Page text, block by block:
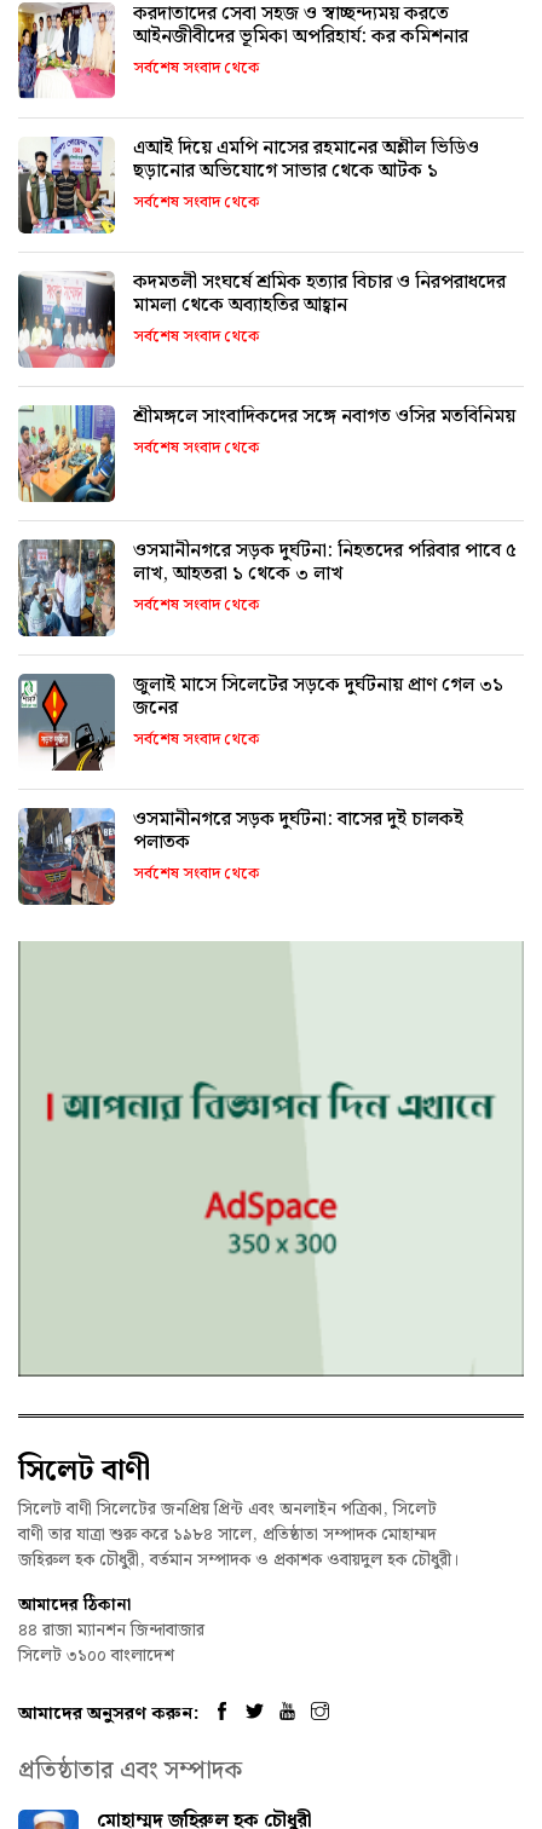
করদাতাদের সেবা সহজ ও স্বাচ্ছন্দ্যময় করতে
আইনজীবীদের ভূমিকা অপরিহার্য: কর কমিশনার
সর্বশেষ সংবাদ থেকে
এআই দিয়ে এমপি নাসের রহমানের অশ্লীল ভিডিও
ছড়ানোর অভিযোগে সাভার থেকে আটক ১
সর্বশেষ সংবাদ থেকে
কদমতলী সংঘর্ষে শ্রমিক হত্যার বিচার ও নিরপরাধদের
মামলা থেকে অব্যাহতির আহ্বান
সর্বশেষ সংবাদ থেকে
শ্রীমঙ্গলে সাংবাদিকদের সঙ্গে নবাগত ওসির মতবিনিময়
সর্বশেষ সংবাদ থেকে
ওসমানীনগরে সড়ক দুর্ঘটনা: নিহতদের পরিবার পাবে ৫
লাখ, আহতরা ১ থেকে ৩ লাখ
সর্বশেষ সংবাদ থেকে
জুলাই মাসে সিলেটের সড়কে দুর্ঘটনায় প্রাণ গেল ৩১
জনের
সর্বশেষ সংবাদ থেকে
ওসমানীনগরে সড়ক দুর্ঘটনা: বাসের দুই চালকই
পলাতক
সর্বশেষ সংবাদ থেকে
সিলেট বাণী
সিলেট বাণী সিলেটের জনপ্রিয় প্রিন্ট এবং অনলাইন পত্রিকা, সিলেট
বাণী তার যাত্রা শুরু করে ১৯৮৪ সালে, প্রতিষ্ঠাতা সম্পাদক মোহাম্মদ
জহিরুল হক চৌধুরী, বর্তমান সম্পাদক ও প্রকাশক ওবায়দুল হক চৌধুরী।
আমাদের ঠিকানা
৪৪ রাজা ম্যানশন জিন্দাবাজার
সিলেট ৩১০০ বাংলাদেশ
আমাদের অনুসরণ করুন:
প্রতিষ্ঠাতার এবং সম্পাদক
মোহাম্মদ জহিরুল হক চৌধুরী